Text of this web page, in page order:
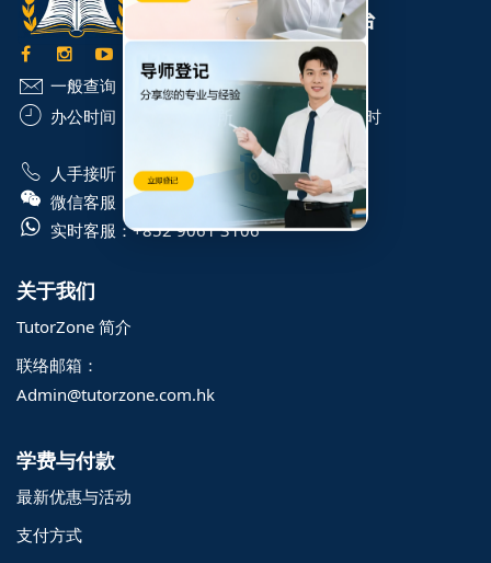
一般查询：
info@TutorZone.com.hk
办公时间：
星期一至六 - 上午 9 时至下午 6 时
WhatsApp 星期一至日 - 24 小时
人手接听： +852 6828 1809
微信客服：+852 6828 1809
实时客服：+852 9061 3106
关于我们
TutorZone 简介
联络邮箱：
Admin@tutorzone.com.hk
学费与付款
最新优惠与活动
支付方式